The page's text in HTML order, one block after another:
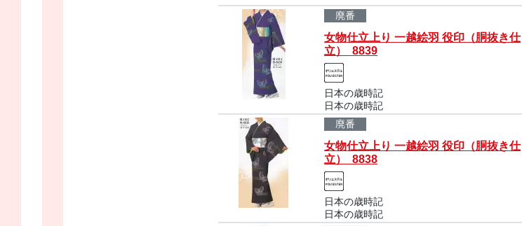
廃番
女物仕立上り 一越絵羽 役印（胴抜き仕
立） 8839
日本の歳時記
日本の歳時記
廃番
女物仕立上り 一越絵羽 役印（胴抜き仕
立） 8838
日本の歳時記
日本の歳時記